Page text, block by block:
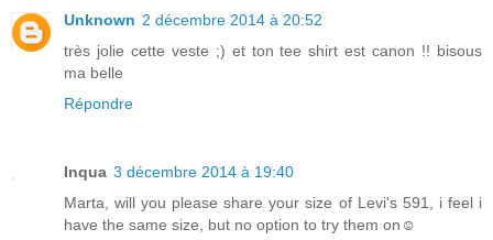
Unknown 2 décembre 2014 à 20:52
très jolie cette veste ;) et ton tee shirt est canon !! bisous
ma belle
Répondre
Inqua 3 décembre 2014 à 19:40
Marta, will you please share your size of Levi's 591, i feel i
have the same size, but no option to try them on☺️